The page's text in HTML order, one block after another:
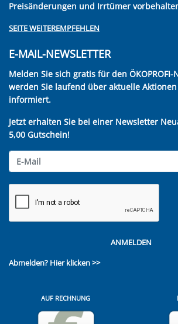
Preisänderungen und Irrtümer
SEITE WEITEREMPFEHLEN
E-MAIL-NEWSLETTER
Melden Sie sich gratis für den ÖKOPROFI-
werden Sie laufend über aktuelle
informiert.
Jetzt erhalten Sie bei einer Newsletter
5,00 Gutschein!
ANMELDEN
Abmelden? Hier klicken >>
AUF RECHNUNG